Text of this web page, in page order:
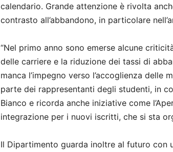
calendario. Grande attenzione è rivolta
contrasto all’abbandono, in particolare
“Nel primo anno sono emerse alcune
delle carriere e la riduzione dei tassi di
manca l’impegno verso l’accoglienza delle
parte dei rappresentanti degli studenti, in
Bianco e ricorda anche iniziative come
integrazione per i nuovi iscritti, che si sta
Il Dipartimento guarda inoltre al futuro con